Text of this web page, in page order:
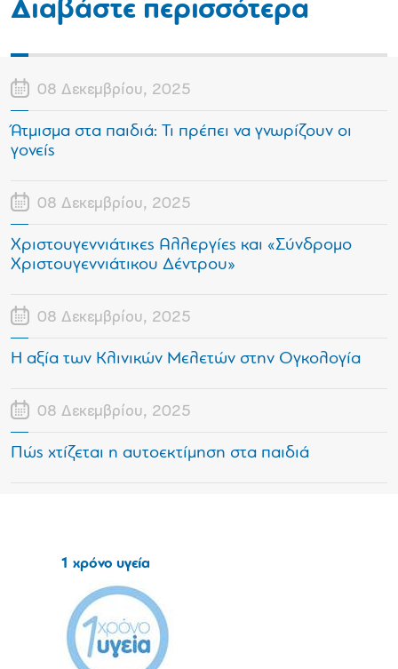
Διαβάστε περισσότερα
08 Δεκεμβρίου, 2025
Άτμισμα στα παιδιά: Τι πρέπει να γνωρίζουν οι
γονείς
08 Δεκεμβρίου, 2025
Χριστουγεννιάτικες Αλλεργίες και «Σύνδρομο
Χριστουγεννιάτικου Δέντρου»
08 Δεκεμβρίου, 2025
Η αξία των Κλινικών Μελετών στην Ογκολογία
08 Δεκεμβρίου, 2025
Πώς χτίζεται η αυτοεκτίμηση στα παιδιά
1 χρόνο υγεία